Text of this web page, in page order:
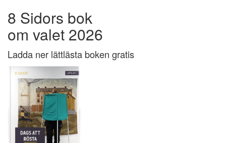
8 Sidors bok
om valet 2026
Ladda ner lättlästa boken gratis